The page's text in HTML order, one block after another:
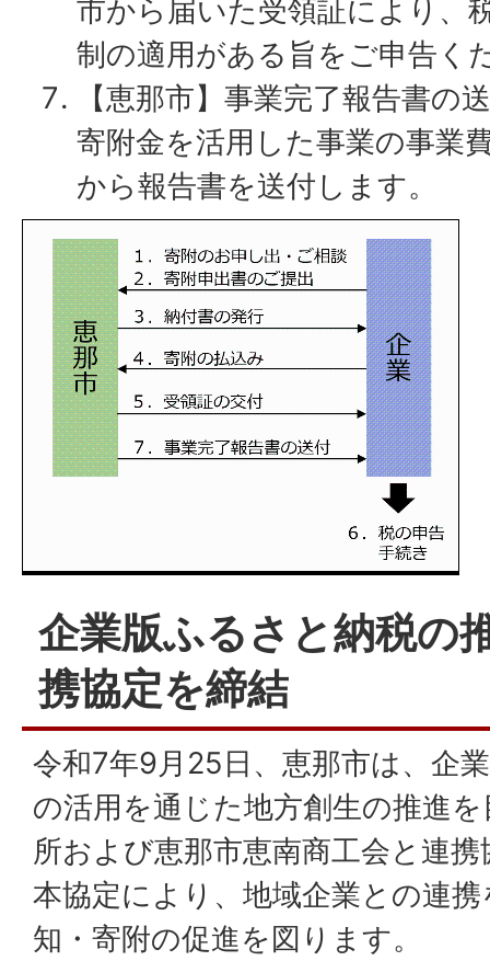
市から届いた受領証により、
制の適用がある旨をご申告く
【恵那市】事業完了報告書の
寄附金を活用した事業の事業
から報告書を送付します。
企業版ふるさと納税の
携協定を締結
令和7年9月25日、恵那市は、企
の活用を通じた地方創生の推進
所および恵那市恵南商工会と連
本協定により、地域企業との連
知・寄附の促進を図ります。